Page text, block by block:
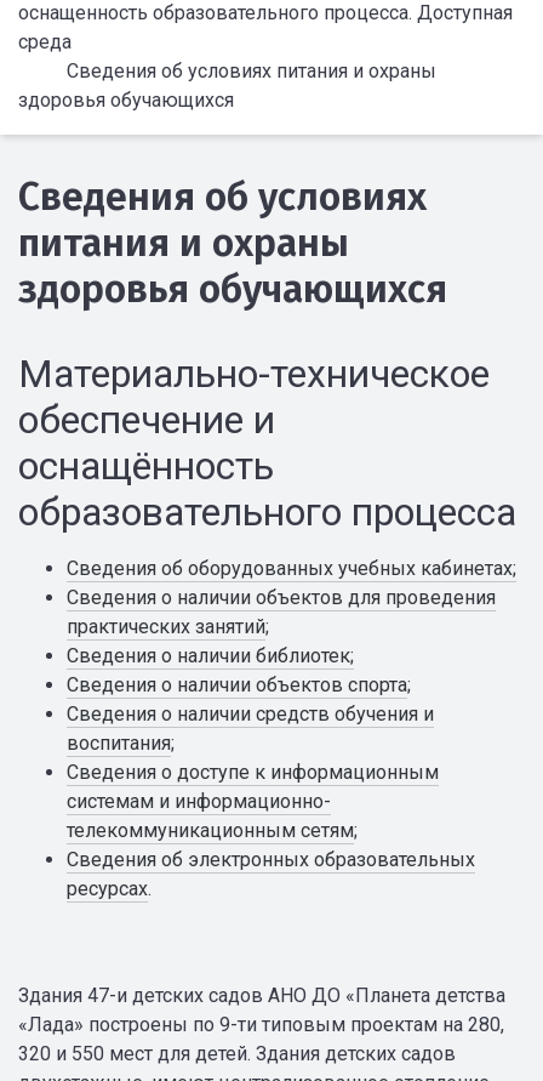
оснащенность образовательного процесса. Доступная
среда
Сведения об условиях питания и охраны
здоровья обучающихся
Сведения об условиях
питания и охраны
здоровья обучающихся
Материально-техническое
обеспечение и
оснащённость
образовательного процесса
Сведения об оборудованных учебных кабинетах;
Сведения о наличии объектов для проведения
практических занятий;
Сведения о наличии библиотек;
Сведения о наличии объектов спорта;
Сведения о наличии средств обучения и
воспитания;
Сведения о доступе к информационным
системам и информационно-
телекоммуникационным сетям;
Сведения об электронных образовательных
ресурсах.
Здания 47-и детских садов АНО ДО «Планета детства
«Лада» построены по 9-ти типовым проектам на 280,
320 и 550 мест для детей. Здания детских садов